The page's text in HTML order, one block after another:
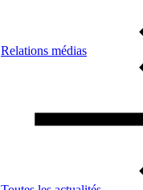
Relations médias